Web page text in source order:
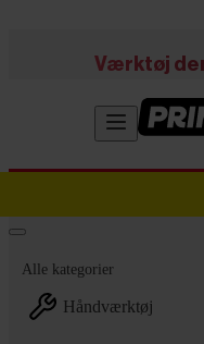
Værktøj
Alle kategorier
håndværktøj